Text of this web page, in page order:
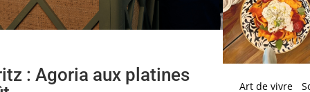
: Agoria aux platines
Art de vivre